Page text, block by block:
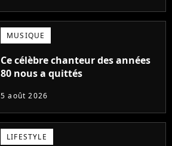
MUSIQUE
Ce célèbre chanteur des années
80 nous a quittés
5 août 2026
LIFESTYLE